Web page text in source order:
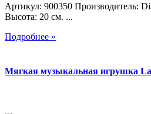
Артикул: 900350 Производитель:
Высота: 20 см. ...
Подробнее »
Мягкая музыкальная игрушка